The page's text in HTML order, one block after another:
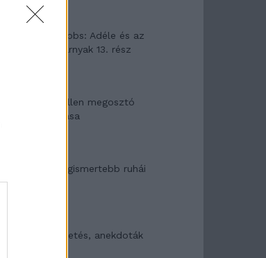
Elyna Robbs: Adéle és az
örökölt árnyak 13. rész
Woody Allen megosztó
zsenialitása
A világ legismertebb ruhái
Nyár, nevetés, anekdoták